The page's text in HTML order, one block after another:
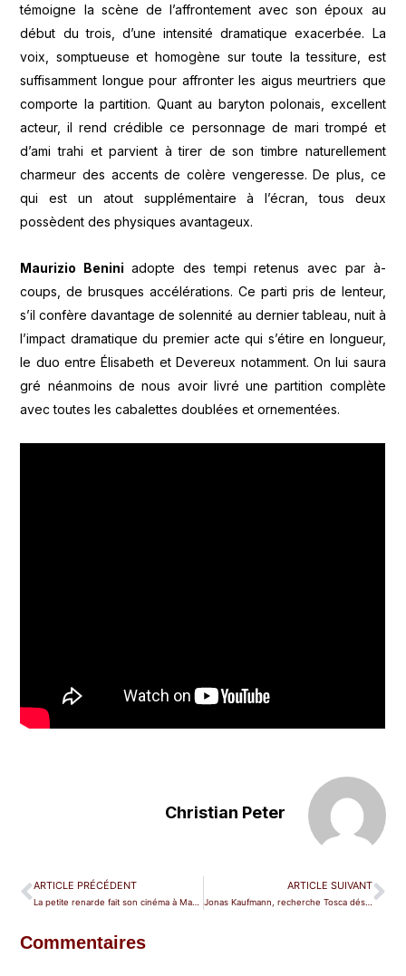
témoigne la scène de l’affrontement avec son époux au
début du trois, d’une intensité dramatique exacerbée. La
voix, somptueuse et homogène sur toute la tessiture, est
suffisamment longue pour affronter les aigus meurtriers que
comporte la partition. Quant au baryton polonais, excellent
acteur, il rend crédible ce personnage de mari trompé et
d’ami trahi et parvient à tirer de son timbre naturellement
charmeur des accents de colère vengeresse. De plus, ce
qui est un atout supplémentaire à l’écran, tous deux
possèdent des physiques avantageux.
Maurizio Benini adopte des tempi retenus avec par à-
coups, de brusques accélérations. Ce parti pris de lenteur,
s’il confère davantage de solennité au dernier tableau, nuit à
l’impact dramatique du premier acte qui s’étire en longueur,
le duo entre Élisabeth et Devereux notamment. On lui saura
gré néanmoins de nous avoir livré une partition complète
avec toutes les cabalettes doublées et ornementées.
Christian Peter
ARTICLE PRÉCÉDENT ARTICLE SUIVANT
Jonas Kaufmann, recherche Tosca désespérément
Commentaires